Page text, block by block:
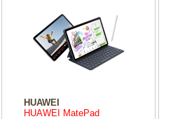
HUAWEI
HUAWEI MatePad